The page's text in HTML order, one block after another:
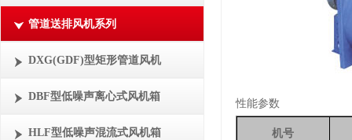
管道送排风机系列
DXG(GDF)型矩形管道风机
DBF型低噪声离心式风机箱
HLF型低噪声混流式风机箱
性能参数
机号